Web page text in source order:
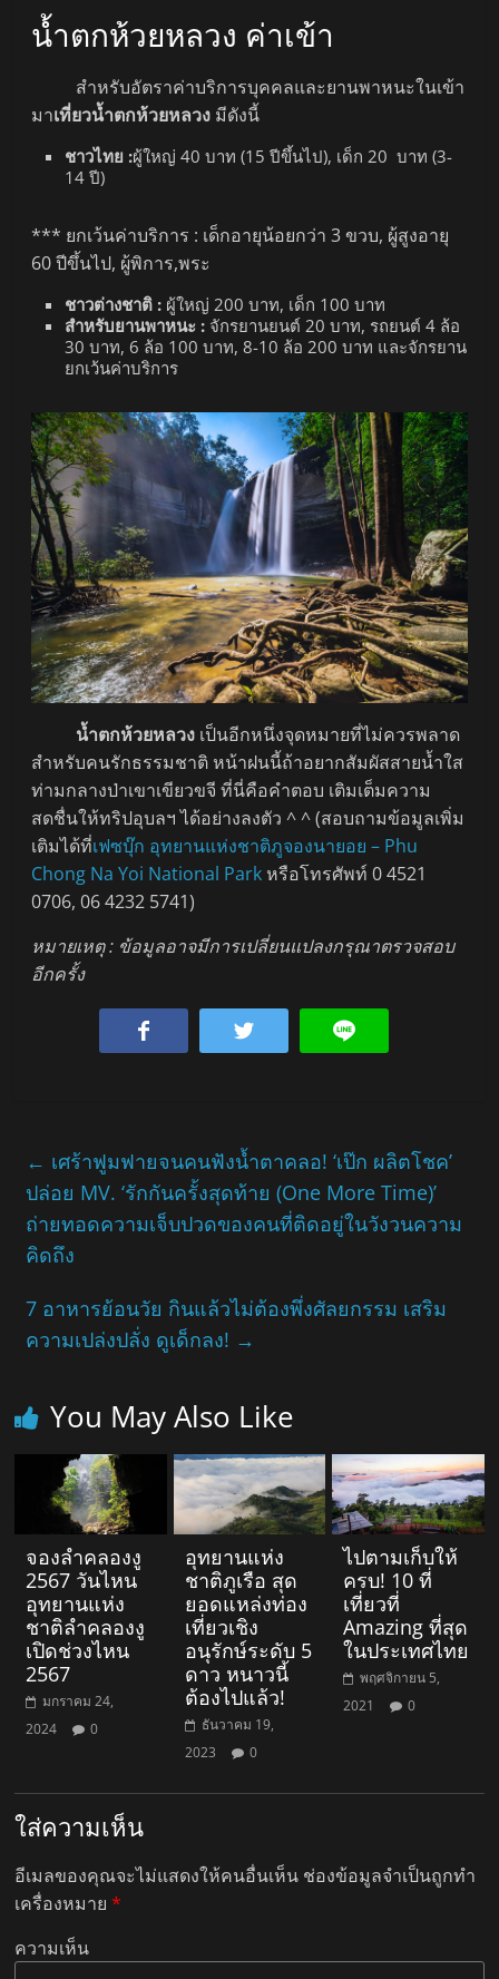
น้ำตกห้วยหลวง ค่าเข้า
สำหรับอัตราค่าบริการบุคคลและยานพาหนะในเข้า
มาเที่ยวน้ำตกห้วยหลวง มีดังนี้
ชาวไทย :ผู้ใหญ่ 40 บาท (15 ปีขึ้นไป), เด็ก 20 บาท (3-
14 ปี)
*** ยกเว้นค่าบริการ : เด็กอายุน้อยกว่า 3 ขวบ, ผู้สูงอายุ
60 ปีขึ้นไป, ผู้พิการ,พระ
ชาวต่างชาติ : ผู้ใหญ่ 200 บาท, เด็ก 100 บาท
สำหรับยานพาหนะ : จักรยานยนต์ 20 บาท, รถยนต์ 4 ล้อ
30 บาท, 6 ล้อ 100 บาท, 8-10 ล้อ 200 บาท และจักรยาน
ยกเว้นค่าบริการ
น้ำตกห้วยหลวง เป็นอีกหนึ่งจุดหมายที่ไม่ควรพลาด
สำหรับคนรักธรรมชาติ หน้าฝนนี้ถ้าอยากสัมผัสสายน้ำใส
ท่ามกลางป่าเขาเขียวขจี ที่นี่คือคำตอบ เติมเต็มความ
สดชื่นให้ทริปอุบลฯ ได้อย่างลงตัว ^ ^ (สอบถามข้อมูลเพิ่ม
เติมได้ที่เฟซบุ๊ก อุทยานแห่งชาติภูจองนายอย – Phu
Chong Na Yoi National Park หรือโทรศัพท์ 0 4521
0706, 06 4232 5741)
หมายเหตุ : ข้อมูลอาจมีการเปลี่ยนแปลงกรุณาตรวจสอบ
อีกครั้ง
← เศร้าฟูมฟายจนคนฟังน้ำตาคลอ! ‘เป๊ก ผลิตโชค’
ปล่อย MV. ‘รักกันครั้งสุดท้าย (One More Time)’
ถ่ายทอดความเจ็บปวดของคนที่ติดอยู่ในวังวนความ
คิดถึง
7 อาหารย้อนวัย กินแล้วไม่ต้องพึ่งศัลยกรรม เสริม
ความเปล่งปลั่ง ดูเด็กลง! →
You May Also Like
จองลําคลองงู
2567 วันไหน
อุทยานแห่ง
ชาติลำคลองงู
เปิดช่วงไหน
2567
มกราคม 24,
2024
0
อุทยานแห่ง
ชาติภูเรือ สุด
ยอดแหล่งท่อง
เที่ยวเชิง
อนุรักษ์ระดับ 5
ดาว หนาวนี้
ต้องไปแล้ว!
ธันวาคม 19,
2023
0
ไปตามเก็บให้
ครบ! 10 ที่
เที่ยวที่
Amazing ที่สุด
ในประเทศไทย
พฤศจิกายน 5,
2021
0
ใส่ความเห็น
อีเมลของคุณจะไม่แสดงให้คนอื่นเห็น ช่องข้อมูลจำเป็นถูกทำ
เครื่องหมาย*
ความเห็น